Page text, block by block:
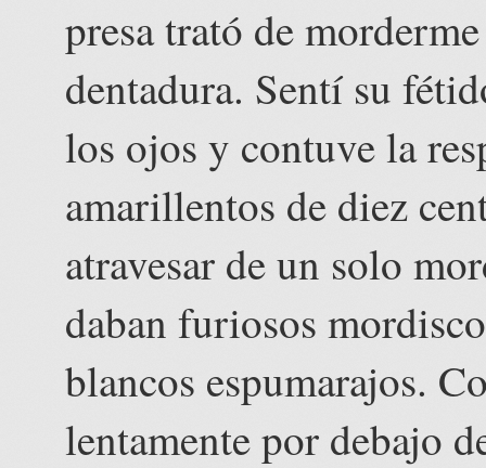
presa trató de
dentadura. Sentí su
los ojos y contuve la
amarillentos de diez
atravesar de un solo
daban furiosos
blancos espumarajos.
lentamente por debajo